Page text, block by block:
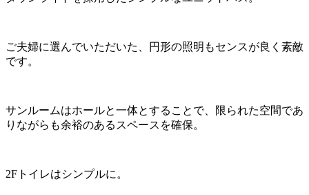
ご夫婦に選んでいただいた、円形の照明もセンスが良く素敵
です。
サンルームはホールと一体とすることで、限られた空間であ
りながらも余裕のあるスペースを確保。
2Fトイレはシンプルに。